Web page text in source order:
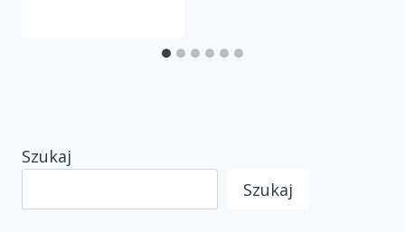
Szukaj
Szukaj